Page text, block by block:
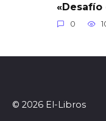
«Desafío
0
© 2026 El-Libros